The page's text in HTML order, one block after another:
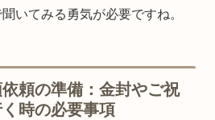
いてみる勇気が必要ですね。
頼の準備：金封やご祝
時の必要事項